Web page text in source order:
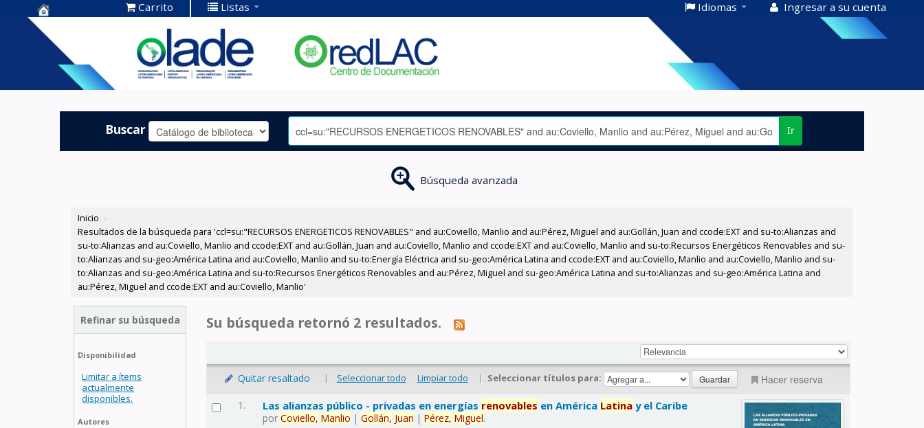
Centro de
Documentación
OLADE -
Carrito Listas Idiomas Ingresar a su cuenta
Buscar Ir
Búsqueda avanzada
Inicio ›
Resultados de la búsqueda para 'ccl=su:"RECURSOS ENERGETICOS RENOVABLES" and au:Coviello, Manlio and au:Pérez, Miguel and au:Gollán, Juan and ccode:EXT and su-to:Alianzas and
su-to:Alianzas and au:Coviello, Manlio and ccode:EXT and au:Gollán, Juan and au:Coviello, Manlio and ccode:EXT and au:Coviello, Manlio and su-to:Recursos Energéticos Renovables and su-
to:Alianzas and su-geo:América Latina and au:Coviello, Manlio and su-to:Energía Eléctrica and su-geo:América Latina and ccode:EXT and au:Coviello, Manlio and au:Coviello, Manlio and su-
to:Alianzas and su-geo:América Latina and su-to:Recursos Energéticos Renovables and au:Pérez, Miguel and su-geo:América Latina and su-to:Alianzas and su-geo:América Latina and
au:Pérez, Miguel and ccode:EXT and au:Coviello, Manlio'
Refinar su búsqueda
Disponibilidad
Limitar a ítems
actualmente
disponibles.
Autores
Su búsqueda retornó 2 resultados.
Quitar resaltado | Seleccionar todo Limpiar todo | Seleccionar títulos para: Hacer reserva
1. Las alianzas público - privadas en energías renovables en América Latina y el Caribe
porCoviello, Manlio |Gollán, Juan |Pérez, Miguel.